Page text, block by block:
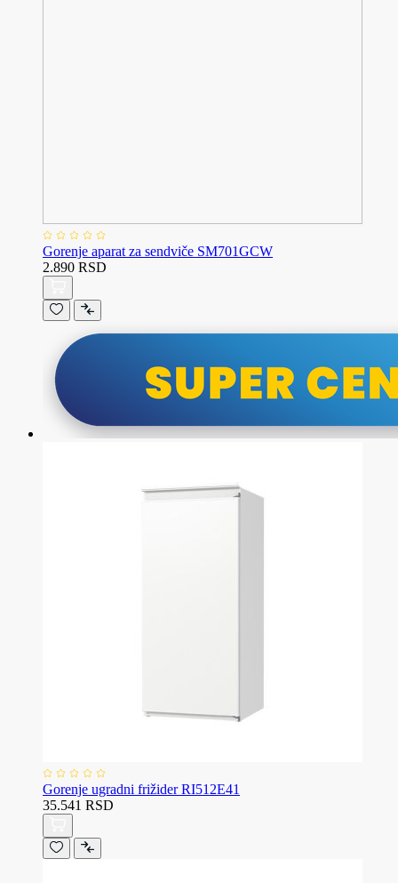
Gorenje aparat za sendviče SM701GCW
2.890 RSD
Gorenje ugradni frižider RI512E41
35.541 RSD